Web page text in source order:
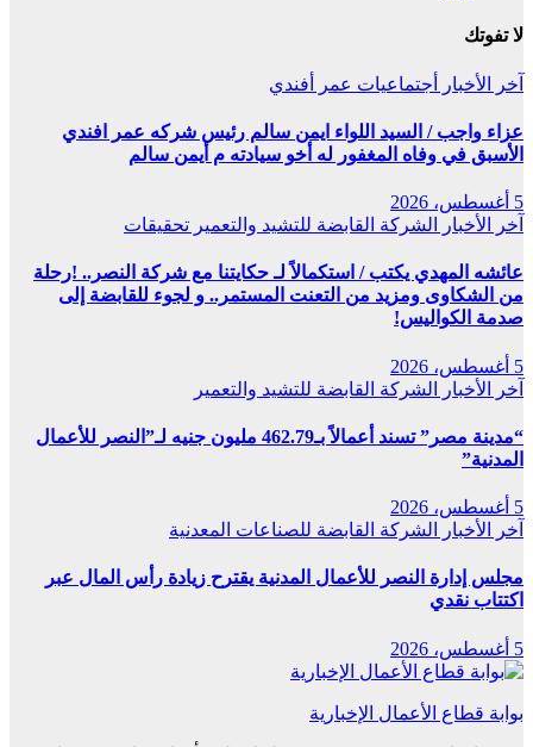
لا تفوتك
آخر الأخبار أجتماعيات عمر أفندي
عزاء واجب / السيد اللواء ايمن سالم رئيس شركه عمر افندي
الأسبق في وفاه المغفور له أخو سيادته م أيمن سالم
5 أغسطس، 2026
آخر الأخبار
الشركة القابضة للتشيد والتعمير تحقيقات
عائشه المهدي يكتب / استكمالاً لـ حكايتنا مع شركة النصر.. !رحلة
من الشكاوى ومزيد من التعنت المستمر.. و لجوء للقابضة إلى
صدمة الكواليس!
5 أغسطس، 2026
آخر الأخبار
الشركة القابضة للتشيد والتعمير
“مدينة مصر” تسند أعمالاً بـ462.79 مليون جنيه لـ”النصر للأعمال
المدنية”
5 أغسطس، 2026
آخر الأخبار
الشركة القابضة للصناعات المعدنية
مجلس إدارة النصر للأعمال المدنية يقترح زيادة رأس المال عبر
اكتتاب نقدي
5 أغسطس، 2026
بوابة قطاع الأعمال الإخبارية